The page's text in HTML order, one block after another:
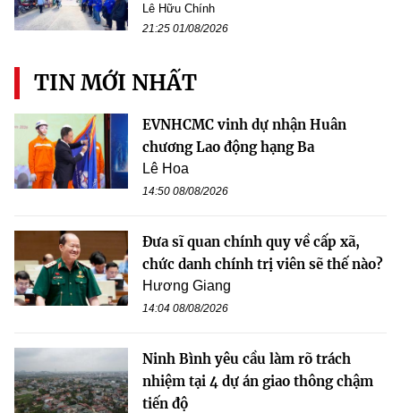
Lê Hữu Chính
21:25 01/08/2026
TIN MỚI NHẤT
EVNHCMC vinh dự nhận Huân
chương Lao động hạng Ba
Lê Hoa
14:50 08/08/2026
Đưa sĩ quan chính quy về cấp xã,
chức danh chính trị viên sẽ thế nào?
Hương Giang
14:04 08/08/2026
Ninh Bình yêu cầu làm rõ trách
nhiệm tại 4 dự án giao thông chậm
tiến độ